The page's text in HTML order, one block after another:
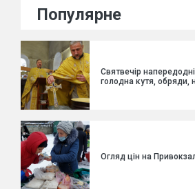
Популярне
Святвечір
голодна кутя, обряди,
Огляд цін на